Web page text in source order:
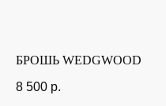
БРОШЬ WEDGWOOD
8 500 р.